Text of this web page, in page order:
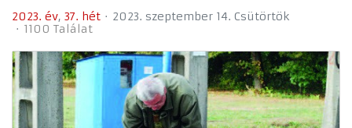
2023. év 37. hét
2023. szeptember 14. Csütörtök
1100 Találat